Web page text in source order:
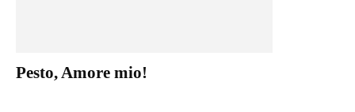
Pesto, Amore mio!